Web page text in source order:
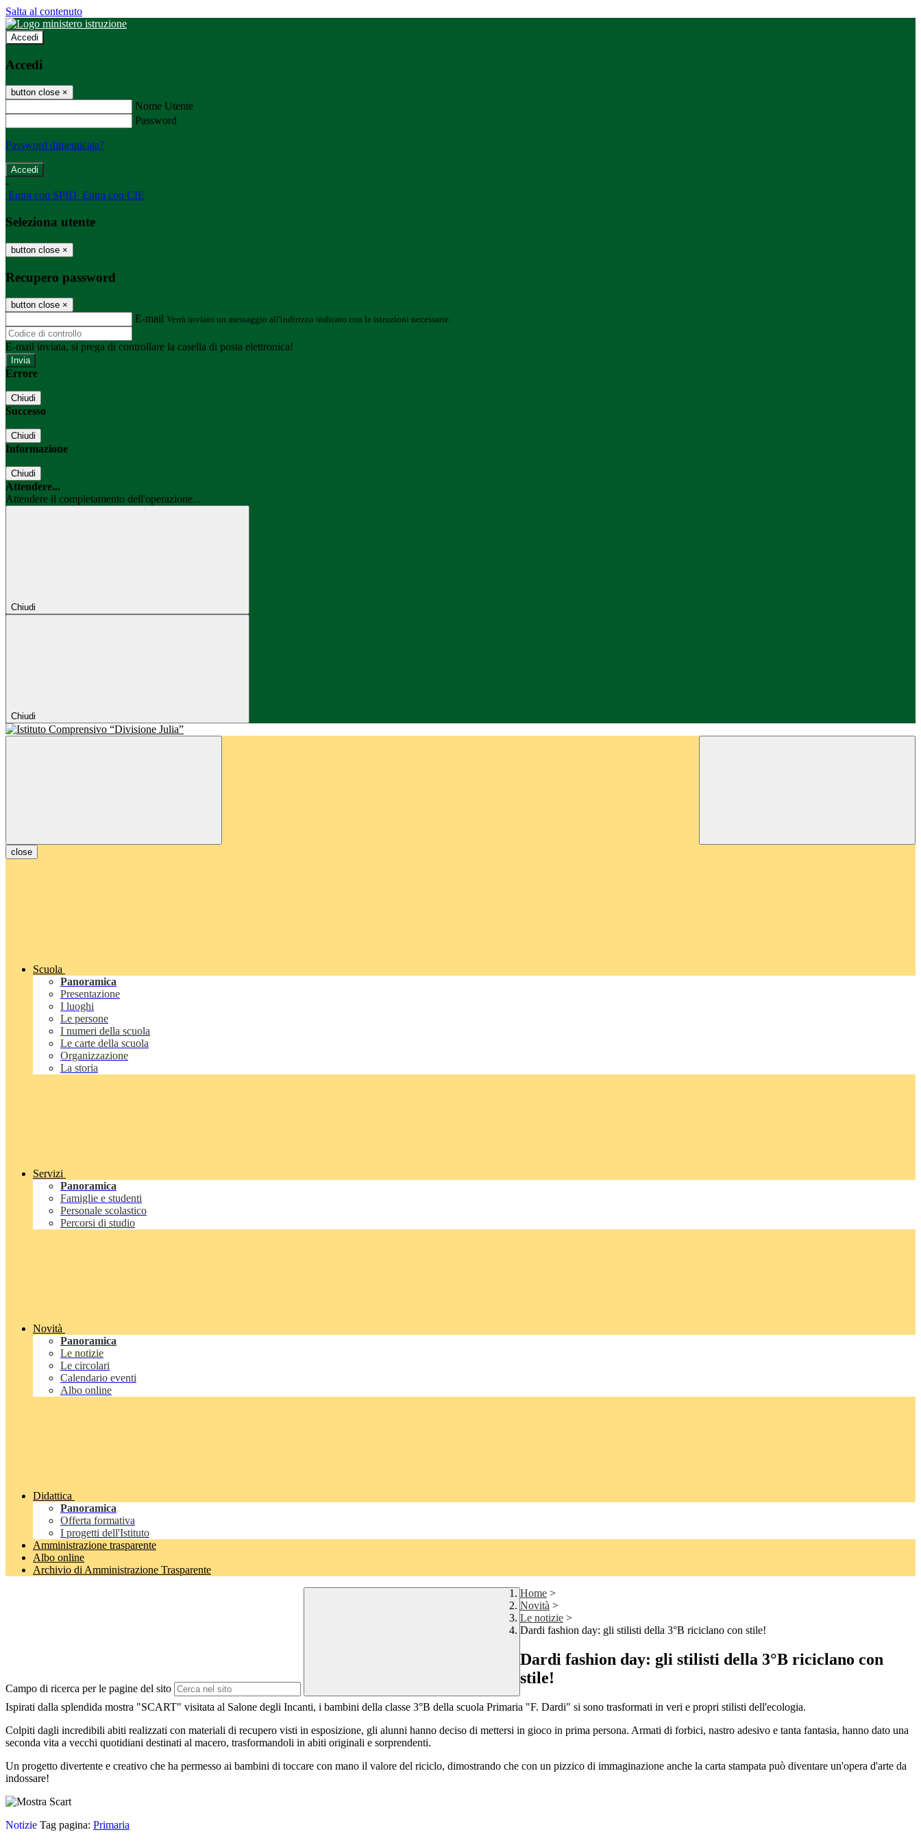
Salta al contenuto
Accedi
Accedi
button close ×
Nome Utente
Password
Password dimenticata?
-
Entra con SPID Entra con CIE
Seleziona utente
button close ×
Recupero password
button close ×
E-mail Verrà inviato un messaggio all'indirizzo indicato con le istruzioni necessarie.
E-mail inviata, si prega di controllare la casella di posta elettronica!
Errore
Chiudi
Successo
Chiudi
Informazione
Chiudi
Attendere...
Attendere il completamento dell'operazione...
Chiudi
Chiudi
close
Scuola
Panoramica
Presentazione
I luoghi
Le persone
I numeri della scuola
Le carte della scuola
Organizzazione
La storia
Servizi
Panoramica
Famiglie e studenti
Personale scolastico
Percorsi di studio
Novità
Panoramica
Le notizie
Le circolari
Calendario eventi
Albo online
Didattica
Panoramica
Offerta formativa
I progetti dell'Istituto
Amministrazione trasparente
Albo online
Archivio di Amministrazione Trasparente
Campo di ricerca per le pagine del sito
Home >
Novità >
Le notizie >
Dardi fashion day: gli stilisti della 3°B riciclano con stile!
Dardi fashion day: gli stilisti della 3°B riciclano con
stile!
Ispirati dalla splendida mostra "SCART" visitata al Salone degli Incanti, i bambini della classe 3°B della scuola Primaria "F. Dardi" si sono trasformati in veri e propri stilisti dell'ecologia.
Colpiti dagli incredibili abiti realizzati con materiali di recupero visti in esposizione, gli alunni hanno deciso di mettersi in gioco in prima persona. Armati di forbici, nastro adesivo e tanta fantasia, hanno dato una
seconda vita a vecchi quotidiani destinati al macero, trasformandoli in abiti originali e sorprendenti.
Un progetto divertente e creativo che ha permesso ai bambini di toccare con mano il valore del riciclo, dimostrando che con un pizzico di immaginazione anche la carta stampata può diventare un'opera d'arte da
indossare!
Notizie Tag pagina: Primaria